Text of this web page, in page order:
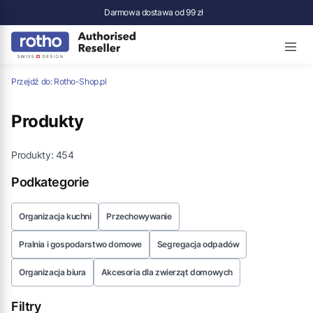
Darmowa dostawa od 99 zł
Przejdź do: Rotho-Shop.pl
Produkty
Produkty: 454
Podkategorie
Organizacja kuchni Przechowywanie
Pralnia i gospodarstwo domowe Segregacja odpadów
Organizacja biura Akcesoria dla zwierząt domowych
Filtry